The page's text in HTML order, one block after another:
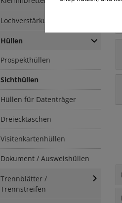
Lochverstärkung
Hüllen
Prospekthüllen
Sichthüllen
Hüllen für Datenträger
Dreiecktaschen
Visitenkartenhüllen
Dokument / Ausweishüllen
Trennblätter /
Trennstreifen